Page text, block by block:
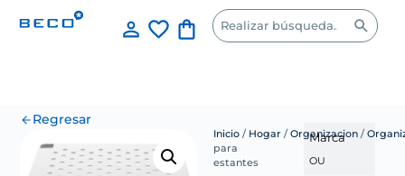
Regresar
Inicio / Hogar /Organizacion /
para
estantes
Marca
OU